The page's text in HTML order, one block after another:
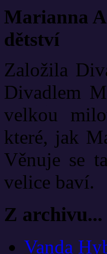
Marianna
dětství
Založila
Divadlem
velkou
které, jak
Věnuje se
velice baví.
Z archivu...
Vanda